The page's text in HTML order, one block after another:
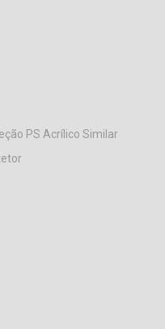
PS Acrílico Similar